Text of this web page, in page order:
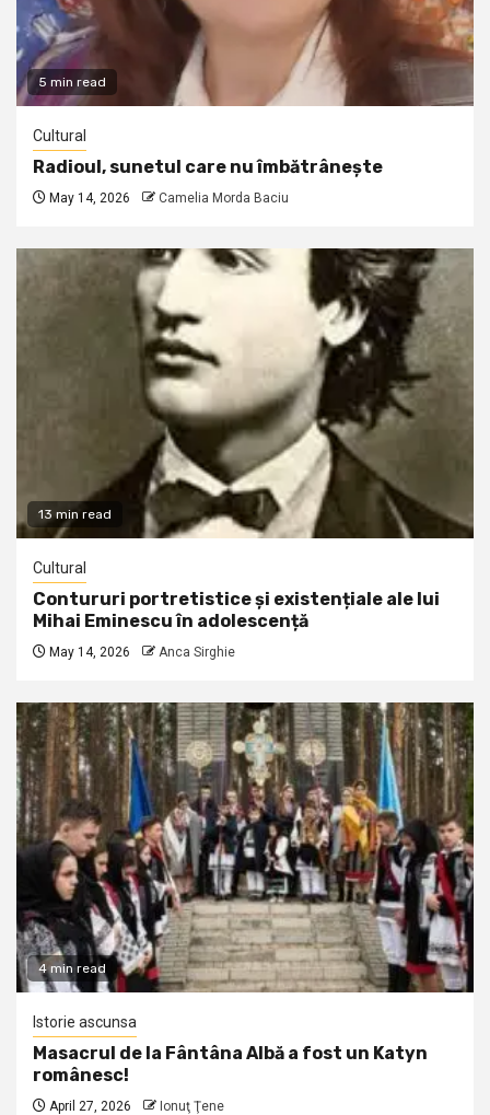
5 min read
Cultural
Radioul, sunetul care nu îmbătrânește
May 14, 2026 Camelia Morda Baciu
13 min read
Cultural
Contururi portretistice și existențiale ale lui
Mihai Eminescu în adolescență
May 14, 2026 Anca Sirghie
4 min read
Istorie ascunsa
Masacrul de la Fântâna Albă a fost un Katyn
românesc!
April 27, 2026 Ionuţ Ţene